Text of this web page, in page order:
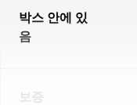
박스 안에 있
음
보증